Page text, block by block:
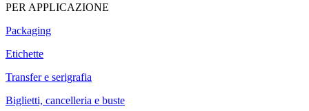
PER APPLICAZIONE
Packaging
Etichette
Transfer e serigrafia
Biglietti, cancelleria e buste